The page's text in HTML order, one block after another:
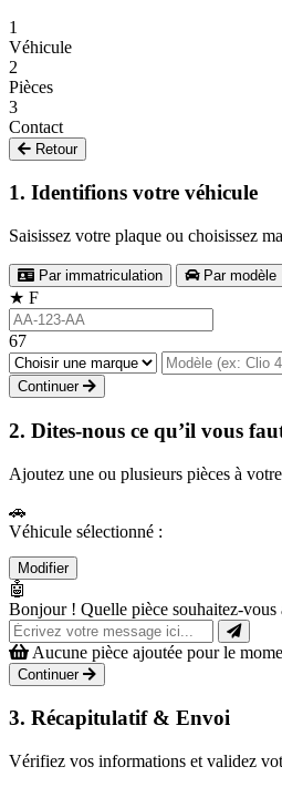
1
Véhicule
2
Pièces
3
Contact
Retour
1. Identifions votre véhicule
Saisissez votre plaque ou choisissez
Par immatriculation Par modèle
★ F
67
Continuer
2. Dites-nous ce qu’il vous
Ajoutez une ou plusieurs pièces à
🚗
Véhicule sélectionné :
Modifier
🤖
Bonjour ! Quelle pièce souhaitez-vous
Aucune pièce ajoutée pour le
Continuer
3. Récapitulatif & Envoi
Vérifiez vos informations et validez